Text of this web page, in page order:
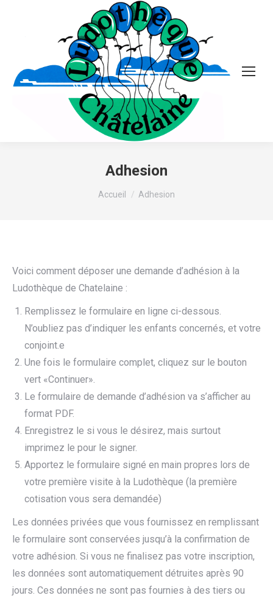
Adhesion
Vous êtes ici :
Accueil Adhesion
Voici comment déposer une demande d’adhésion à la
Ludothèque de Chatelaine :
Remplissez le formulaire en ligne ci-dessous.
N’oubliez pas d’indiquer les enfants concernés, et votre
conjoint.e
Une fois le formulaire complet, cliquez sur le bouton
vert «Continuer».
Le formulaire de demande d’adhésion va s’afficher au
format PDF.
Enregistrez le si vous le désirez, mais surtout
imprimez le pour le signer.
Apportez le formulaire signé en main propres lors de
votre première visite à la Ludothèque (la première
cotisation vous sera demandée)
Les données privées que vous fournissez en remplissant
le formulaire sont conservées jusqu’à la confirmation de
votre adhésion. Si vous ne finalisez pas votre inscription,
les données sont automatiquement détruites après 90
jours. Ces données ne sont pas fournies à des tiers ou